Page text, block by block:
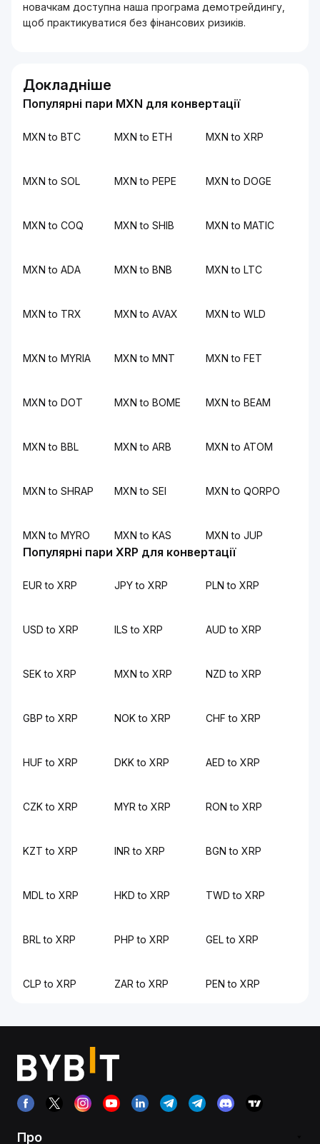
новачкам доступна наша програма демотрейдингу,
щоб практикуватися без фінансових ризиків.
Докладніше
Популярні пари MXN для конвертації
MXN to BTC MXN to ETH MXN to XRP
MXN to SOL MXN to PEPE MXN to DOGE
MXN to COQ MXN to SHIB MXN to MATIC
MXN to ADA MXN to BNB MXN to LTC
MXN to TRX MXN to AVAX MXN to WLD
MXN to MYRIA MXN to MNT MXN to FET
MXN to DOT MXN to BOME MXN to BEAM
MXN to BBL MXN to ARB MXN to ATOM
MXN to SHRAP MXN to SEI MXN to QORPO
MXN to MYRO MXN to KAS MXN to JUP
Популярні пари XRP для конвертації
EUR to XRP JPY to XRP PLN to XRP
USD to XRP ILS to XRP AUD to XRP
SEK to XRP MXN to XRP NZD to XRP
GBP to XRP NOK to XRP CHF to XRP
HUF to XRP DKK to XRP AED to XRP
CZK to XRP MYR to XRP RON to XRP
KZT to XRP INR to XRP BGN to XRP
MDL to XRP HKD to XRP TWD to XRP
BRL to XRP PHP to XRP GEL to XRP
CLP to XRP ZAR to XRP PEN to XRP
Про